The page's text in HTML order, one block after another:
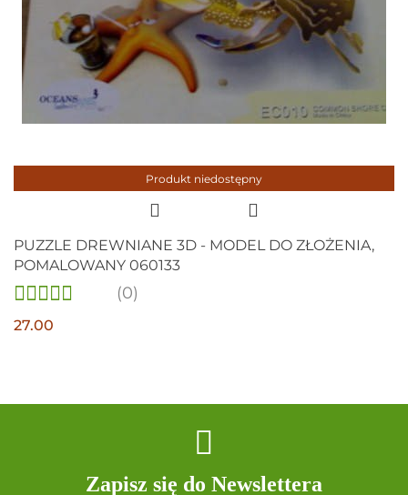
Produkt niedostępny
PUZZLE DREWNIANE 3D - MODEL DO ZŁOŻENIA,
POMALOWANY 060133
(0)
27.00
Zapisz się do Newslettera